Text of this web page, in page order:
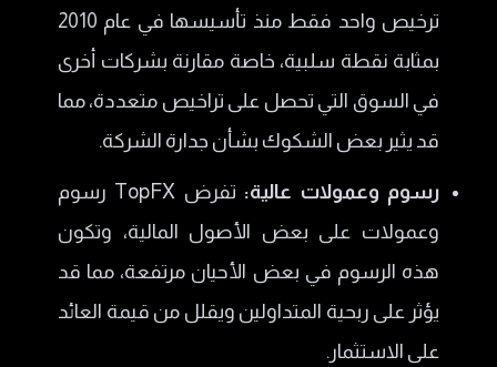
ترخيص واحد فقط منذ تأسيسها في عام 2010
بمثابة نقطة سلبية، خاصة مقارنة بشركات أخرى
في السوق التي تحصل على تراخيص متعددة، مما
قد يثير بعض الشكوك بشأن جدارة الشركة.
رسوم وعمولات عالية:
تفرض TopFX رسوم
وعمولات على بعض الأصول المالية، وتكون
هذه الرسوم في بعض الأحيان مرتفعة، مما قد
يؤثر على ربحية المتداولين ويقلل من قيمة العائد
على الاستثمار.